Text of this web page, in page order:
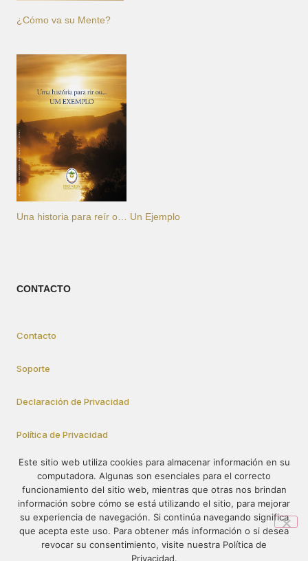
¿Cómo va su Mente?
Una historia para reír o… Un Ejemplo
CONTACTO
Contacto
Soporte
Declaración de Privacidad
Política de Privacidad
Cómo Participar
© 1995-2023 – PRÓ-VIDA – Todos los derechos reservados. El
contenido de este sitio no se puede publicar ni redistribuir sin
Este sitio web utiliza cookies para almacenar información en su
computadora. Algunas son esenciales para el correcto
funcionamiento del sitio web, mientras que otras nos brindan
información sobre cómo se está utilizando el sitio, para mejorar
su experiencia de navegación. Si continúa navegando significa
que acepta este uso. Para obtener más información o si desea
revocar su consentimiento, visite nuestra Política de
Privacidad.